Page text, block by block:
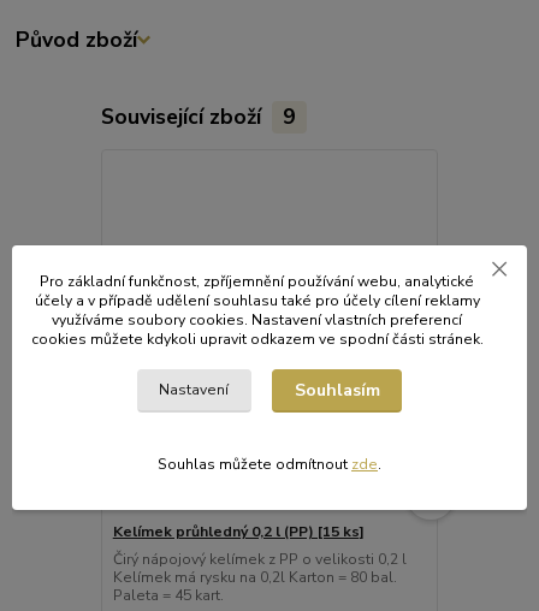
Původ zboží
Související zboží 9
Kelímek průhledný 0,2 l (PP) [15 ks]
Čirý nápojový kelímek z PP o velikosti 0,2 l
Kelímek má rysku na 0,2l Karton = 80 bal.
Paleta = 45 kart.
Pro základní funkčnost, zpříjemnění používání webu, analytické
účely a v případě udělení souhlasu také pro účely cílení reklamy
využíváme soubory cookies. Nastavení vlastních preferencí
cookies můžete kdykoli upravit odkazem ve spodní části stránek.
Nastavení Souhlasím
Souhlas můžete odmítnout zde.